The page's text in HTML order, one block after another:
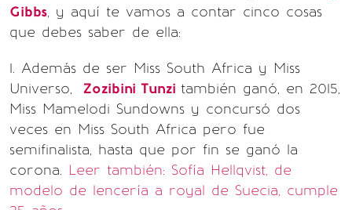
Gibbs, y aquí te vamos a contar cinco cosas
que debes saber de ella:
1. Además de ser Miss South Africa y Miss
Universo,
Zozibini Tunzi también ganó, en 2015,
Miss Mamelodi Sundowns y concursó dos
veces en Miss South Africa pero fue
semifinalista, hasta que por fin se ganó la
corona. Leer también: Sofía Hellqvist, de
modelo de lencería a royal de Suecia, cumple